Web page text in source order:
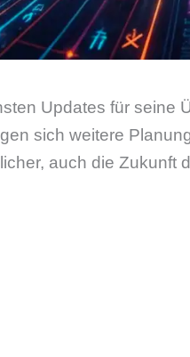
Updates für seine
sich weitere
auch die Zukunft